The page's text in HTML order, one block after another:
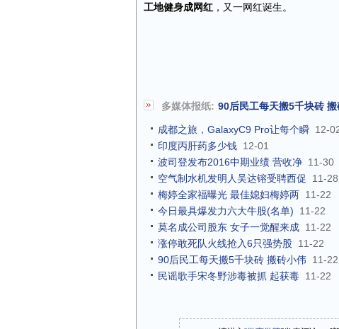
工地健身成网红 ，又一网红诞生。
多媒体报纸: 90后民工每天搬5千块砖
成都之旅，GalaxyC9 Pro让每个瞬 12-
印度丙肝药多少钱 12-01
波司登发布2016中期业绩 营收净 11-30
空气制水机发明人吴达镕受聘西促
11-28
梅婷全家福曝光 最佳媳妇梅婷两 11-22
今日最具爆发力六大牛股(名单)
11-22
莫名成公司股东 女子一觉醒来成 11-22
涨停敢死队火线抢入6只强势股 11-22
90后民工每天搬5千块砖 搬砖小伟 11-22
民谣歌手宋冬野涉毒被抓 起获毒 11-22